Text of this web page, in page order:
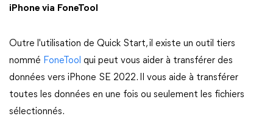
iPhone via FoneTool
Outre l'utilisation de Quick Start, il existe un outil tiers
nommé FoneTool qui peut vous aider à transférer des
données vers iPhone SE 2022. Il vous aide à transférer
toutes les données en une fois ou seulement les fichiers
sélectionnés.